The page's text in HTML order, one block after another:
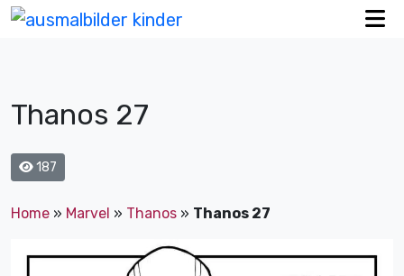
Thanos 27
187
Home » Marvel » Thanos » Thanos 27